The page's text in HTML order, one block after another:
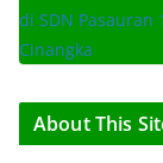
About This